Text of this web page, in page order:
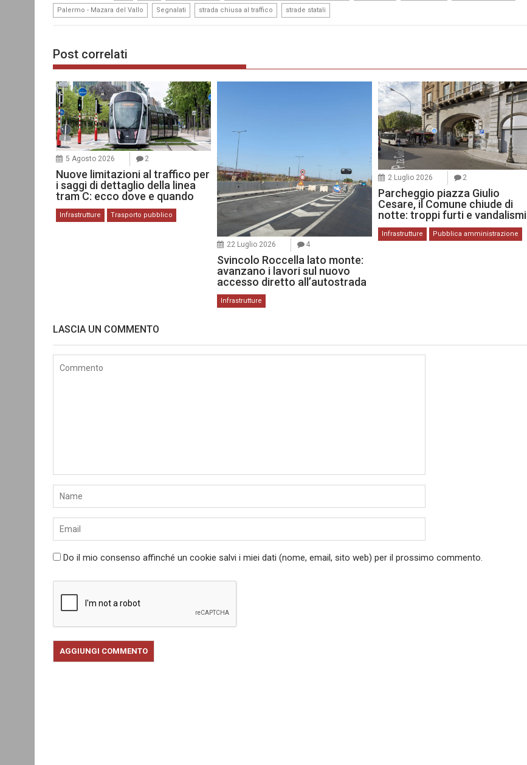
Palermo - Mazara del Vallo Segnalati strada chiusa al traffico strade statali
Post correlati
5 Agosto 2026 2
Nuove limitazioni al traffico per
i saggi di dettaglio della linea
tram C: ecco dove e quando
Infrastrutture Trasporto pubblico
22 Luglio 2026 4
Svincolo Roccella lato monte:
avanzano i lavori sul nuovo
accesso diretto all’autostrada
Infrastrutture
2 Luglio 2026 2
Parcheggio piazza Giulio
Cesare, il Comune chiude di
notte: troppi furti e vandalismi
Infrastrutture Pubblica amministrazione
LASCIA UN COMMENTO
Do il mio consenso affinché un cookie salvi i miei dati (nome, email, sito web) per il prossimo commento.